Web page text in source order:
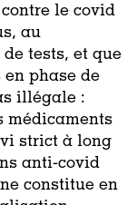
le covid
au
tests, et que
phase de
illégale :
médicaments
strict à long
anti-covid
constitue en